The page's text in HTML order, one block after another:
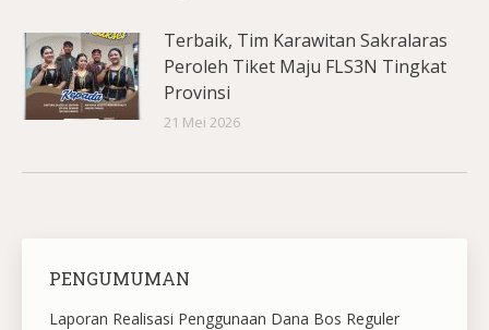
Terbaik, Tim Karawitan Sakralaras
Peroleh Tiket Maju FLS3N Tingkat
Provinsi
21 Mei 2026
PENGUMUMAN
Laporan Realisasi Penggunaan Dana Bos Reguler